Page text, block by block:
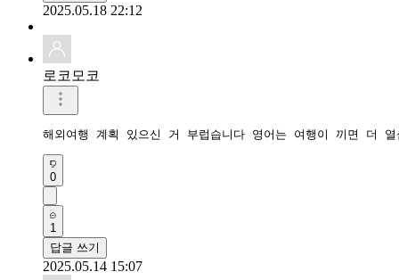
2025.05.18 22:12
로코모코
해외여행 계획 있으신 거 부럽습니다 영어는 여행이 끼면 더
0
1
답글 쓰기
2025.05.14 15:07